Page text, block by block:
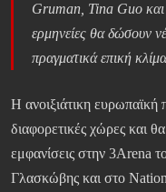
Gruman, Tina Guo και
ερμηνείες θα δώσουν
πραγματικά επική
Η ανοιξιάτικη ευρωπαϊκή
διαφορετικές χώρες και
εμφανίσεις στην 3Arena
Γλασκώβης και στο